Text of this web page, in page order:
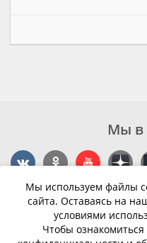
Мы используем файлы
сайта. Оставаясь на
условиями
Чтобы
Мы в
г.